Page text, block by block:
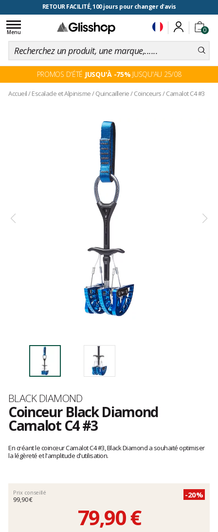
RETOUR FACILITÉ, 100 jours pour changer d'avis
0
Toggle
navigation
Menu
PROMOS D'ÉTÉ JUSQU'À -75% JUSQU'AU 25/08
Accueil/Escalade et Alpinisme/Quincaillerie/Coinceurs/Camalot C4 #3
Marque
BLACK DIAMOND
Coinceur Black Diamond
Camalot C4 #3
avis
clients
En créant le coinceur Camalot C4 #3, Black Diamond a souhaité optimiser
la légèreté et l'amplitude d'utilisation.
Prix conseillé
99,90 €
-20%
79,90 €